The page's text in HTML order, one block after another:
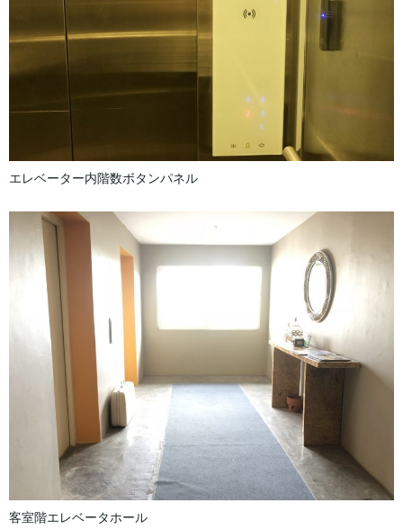
エレベーター内階数ボタンパネル
客室階エレベータホール